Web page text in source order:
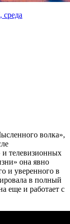
среда
волка»,
и телевизионных
она явно
и уверенного в
в полный
еще и работает с